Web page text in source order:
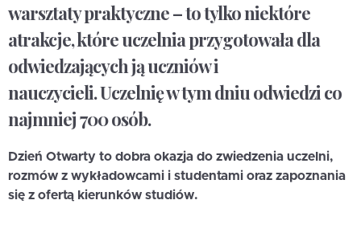
warsztaty praktyczne – to tylko niektóre
atrakcje, które uczelnia przygotowała dla
odwiedzających ją uczniów i
nauczycieli. Uczelnię w tym dniu odwiedzi co
najmniej 700 osób.
Dzień Otwarty to dobra okazja do zwiedzenia uczelni,
rozmów z wykładowcami i studentami oraz zapoznania
się z ofertą kierunków studiów.